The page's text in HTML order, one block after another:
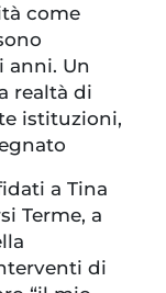
come
Un
realtà di
istituzioni,
a Tina
Terme, a
di